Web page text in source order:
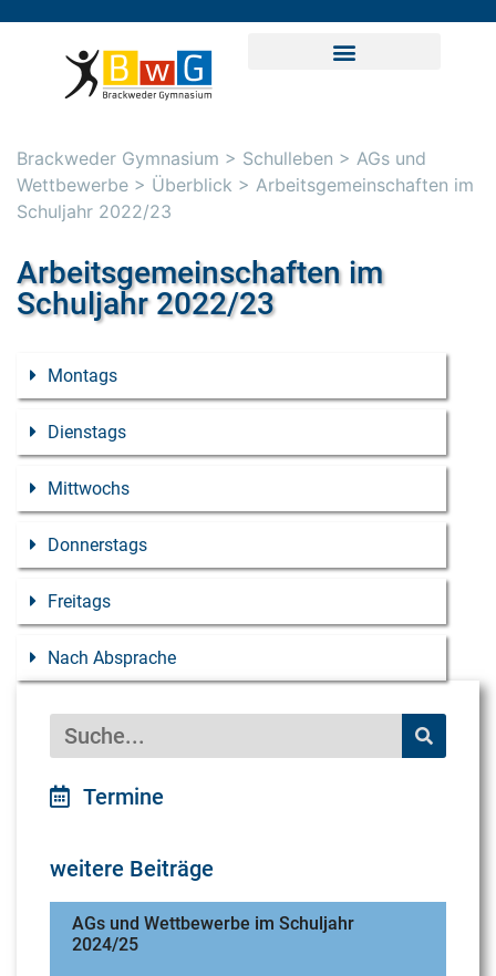
Brackweder Gymnasium > Schulleben > AGs und
Wettbewerbe > Überblick > Arbeitsgemeinschaften im
Schuljahr 2022/23
Arbeitsgemeinschaften im
Schuljahr 2022/23
Montags
Dienstags
Mittwochs
Donnerstags
Freitags
Nach Absprache
Termine
weitere Beiträge
AGs und Wettbewerbe im Schuljahr
2024/25